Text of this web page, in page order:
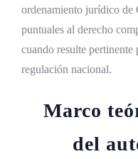
como
Autoría
costarricense
Requisitos
El plan
ordenamiento jurídico de
puntuales al derecho
cuando resulte pertinente
regulación nacional.
Marco
del